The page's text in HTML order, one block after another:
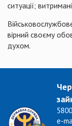
ситуації;
вірний своєму
духом.
e-